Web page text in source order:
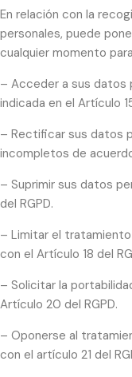
En relación con la
personales, puede
cualquier momento
– Acceder a sus datos
indicada en el Artículo
– Rectificar sus datos
incompletos de
– Suprimir sus datos
del RGPD.
– Limitar el
con el Artículo 18 del
– Solicitar la
Artículo 20 del RGPD.
– Oponerse al
con el artículo 21 del